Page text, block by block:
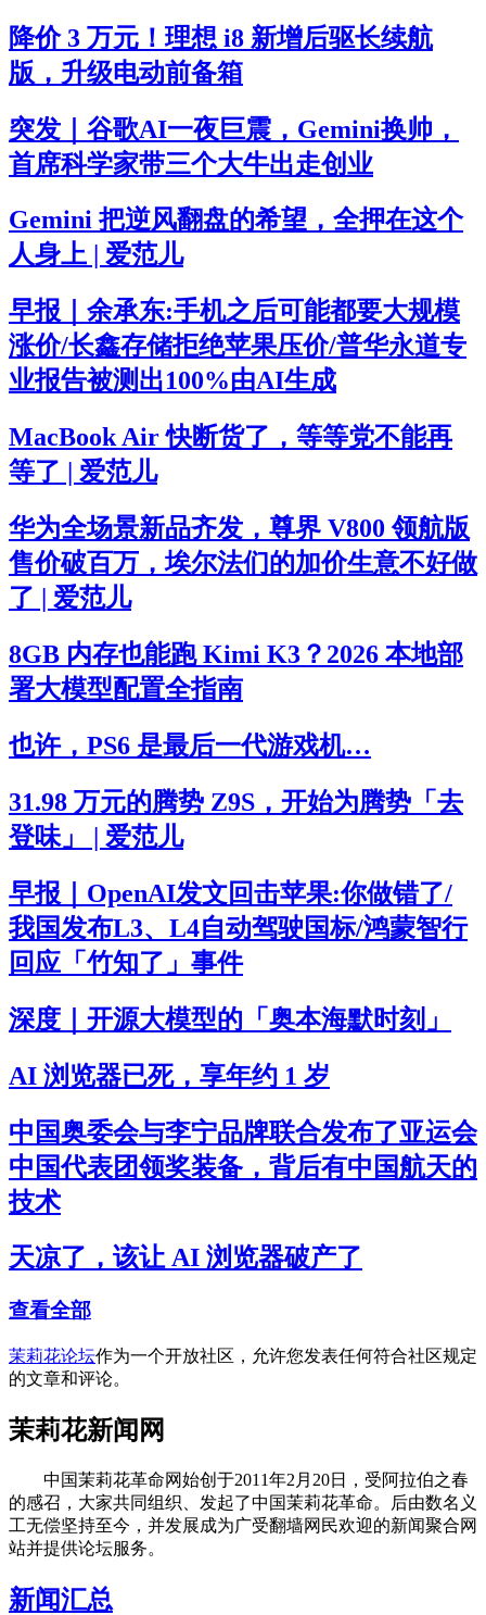
降价 3 万元！理想 i8 新增后驱长续航
版，升级电动前备箱
突发｜谷歌AI一夜巨震，Gemini换帅，
首席科学家带三个大牛出走创业
Gemini 把逆风翻盘的希望，全押在这个
人身上 | 爱范儿
早报｜余承东:手机之后可能都要大规模
涨价/长鑫存储拒绝苹果压价/普华永道专
业报告被测出100%由AI生成
MacBook Air 快断货了，等等党不能再
等了 | 爱范儿
华为全场景新品齐发，尊界 V800 领航版
售价破百万，埃尔法们的加价生意不好做
了 | 爱范儿
8GB 内存也能跑 Kimi K3？2026 本地部
署大模型配置全指南
也许，PS6 是最后一代游戏机…
31.98 万元的腾势 Z9S，开始为腾势「去
登味」 | 爱范儿
早报｜OpenAI发文回击苹果:你做错了/
我国发布L3、L4自动驾驶国标/鸿蒙智行
回应「竹知了」事件
深度｜开源大模型的「奥本海默时刻」
AI 浏览器已死，享年约 1 岁
中国奥委会与李宁品牌联合发布了亚运会
中国代表团领奖装备，背后有中国航天的
技术
天凉了，该让 AI 浏览器破产了
查看全部
茉莉花论坛作为一个开放社区，允许您发表任何符合社区规定
的文章和评论。
茉莉花新闻网
中国茉莉花革命网始创于2011年2月20日，受阿拉伯之春
的感召，大家共同组织、发起了中国茉莉花革命。后由数名义
工无偿坚持至今，并发展成为广受翻墙网民欢迎的新闻聚合网
站并提供论坛服务。
新闻汇总